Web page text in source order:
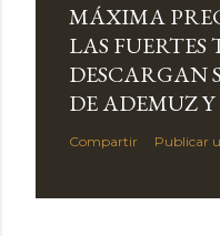
MÁXIMA
LAS
DESCARGAN
DE ADEMUZ
Compartir Publicar